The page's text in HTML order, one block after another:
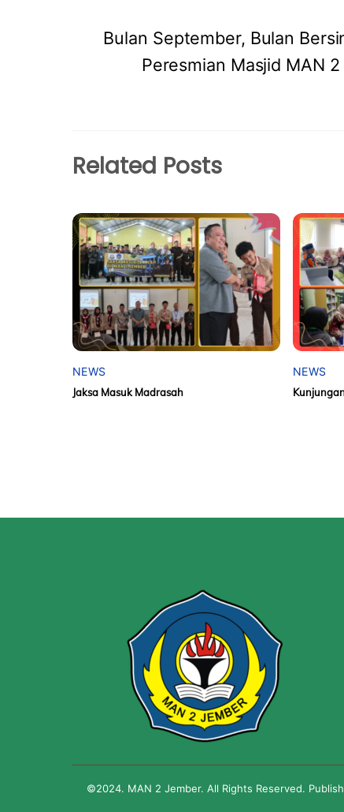
Bulan September, Bulan
Peresmian Masjid MAN
Related Posts
NEWS
Jaksa Masuk Madrasah
NEWS
©2024. MAN 2 Jember. All Rights Reserved.